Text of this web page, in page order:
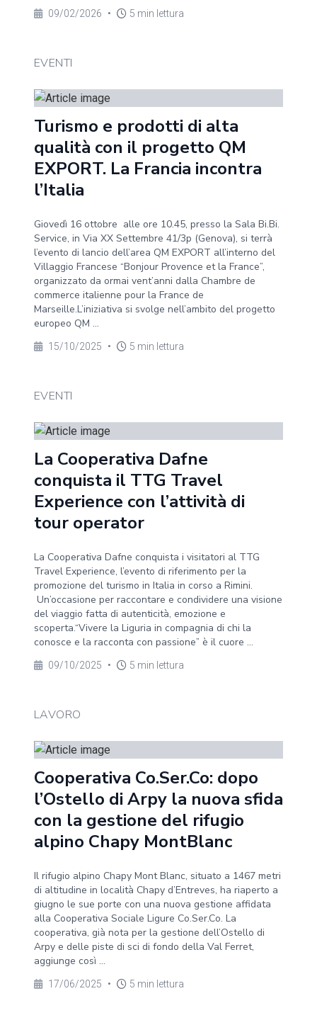
09/02/2026 • 5 min lettura
EVENTI
Turismo e prodotti di alta
qualità con il progetto QM
EXPORT. La Francia incontra
l’Italia
Giovedì 16 ottobre alle ore 10.45, presso la Sala Bi.Bi.
Service, in Via XX Settembre 41/3p (Genova), si terrà
l’evento di lancio dell’area QM EXPORT all’interno del
Villaggio Francese “Bonjour Provence et la France”,
organizzato da ormai vent’anni dalla Chambre de
commerce italienne pour la France de
Marseille.L’iniziativa si svolge nell’ambito del progetto
europeo QM ...
15/10/2025 • 5 min lettura
EVENTI
La Cooperativa Dafne
conquista il TTG Travel
Experience con l’attività di
tour operator
La Cooperativa Dafne conquista i visitatori al TTG
Travel Experience, l’evento di riferimento per la
promozione del turismo in Italia in corso a Rimini.
Un’occasione per raccontare e condividere una visione
del viaggio fatta di autenticità, emozione e
scoperta.“Vivere la Liguria in compagnia di chi la
conosce e la racconta con passione” è il cuore ...
09/10/2025 • 5 min lettura
LAVORO
Cooperativa Co.Ser.Co: dopo
l’Ostello di Arpy la nuova sfida
con la gestione del rifugio
alpino Chapy MontBlanc
Il rifugio alpino Chapy Mont Blanc, situato a 1467 metri
di altitudine in località Chapy d’Entreves, ha riaperto a
giugno le sue porte con una nuova gestione affidata
alla Cooperativa Sociale Ligure Co.Ser.Co. La
cooperativa, già nota per la gestione dell’Ostello di
Arpy e delle piste di sci di fondo della Val Ferret,
aggiunge così ...
17/06/2025 • 5 min lettura